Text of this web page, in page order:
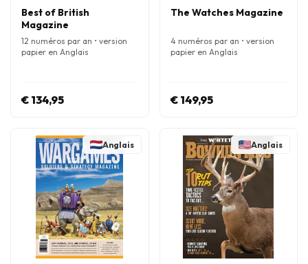
Best of British
Magazine
12 numéros par an • version
papier en Anglais
€ 134,95
The Watches Magazine
4 numéros par an • version
papier en Anglais
€ 149,95
Anglais Anglais